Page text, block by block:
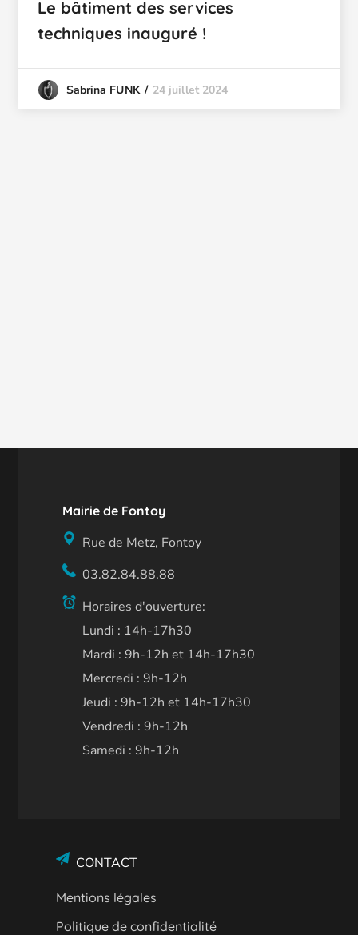
Le bâtiment des services
techniques inauguré !
Sabrina FUNK 24 juillet 2024
Mairie de Fontoy
Rue de Metz, Fontoy
03.82.84.88.88
Horaires d'ouverture:
Lundi : 14h-17h30
Mardi : 9h-12h et 14h-17h30
Mercredi : 9h-12h
Jeudi : 9h-12h et 14h-17h30
Vendredi : 9h-12h
Samedi : 9h-12h
CONTACT
Mentions légales
Politique de confidentialité